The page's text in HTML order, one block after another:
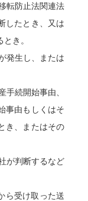
転防止法関連法
したとき、又は
き。
発生し、または
手続開始事由、
事由もしくはそ
き、またはその
が判断するなど
ら受け取った送